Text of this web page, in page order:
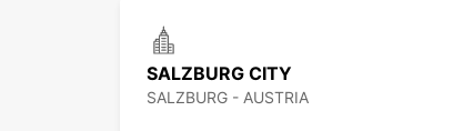
SALZBURG CITY
SALZBURG - AUSTRIA